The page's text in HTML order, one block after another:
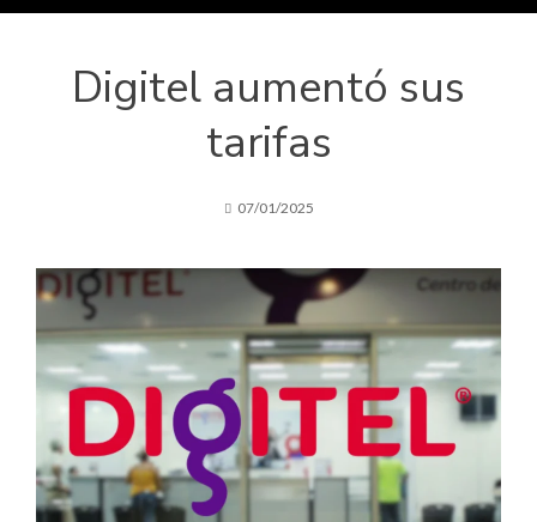
Digitel aumentó sus
tarifas
07/01/2025